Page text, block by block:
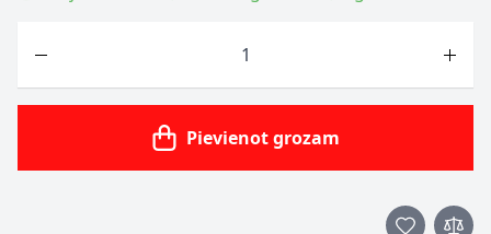
Pievienot grozam